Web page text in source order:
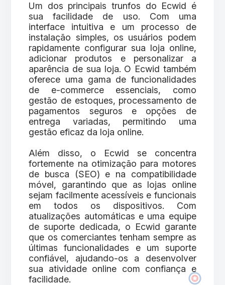
Um dos principais trunfos do Ecwid é
sua facilidade de uso. Com uma
interface intuitiva e um processo de
instalação simples, os usuários podem
rapidamente configurar sua loja online,
adicionar produtos e personalizar a
aparência de sua loja. O Ecwid também
oferece uma gama de funcionalidades
de e-commerce essenciais, como
gestão de estoques, processamento de
pagamentos seguros e opções de
entrega variadas, permitindo uma
gestão eficaz da loja online.
Além disso, o Ecwid se concentra
fortemente na otimização para motores
de busca (SEO) e na compatibilidade
móvel, garantindo que as lojas online
sejam facilmente acessíveis e funcionais
em todos os dispositivos. Com
atualizações automáticas e uma equipe
de suporte dedicada, o Ecwid garante
que os comerciantes tenham sempre as
últimas funcionalidades e um suporte
confiável, ajudando-os a desenvolver
sua atividade online com confiança e
facilidade.